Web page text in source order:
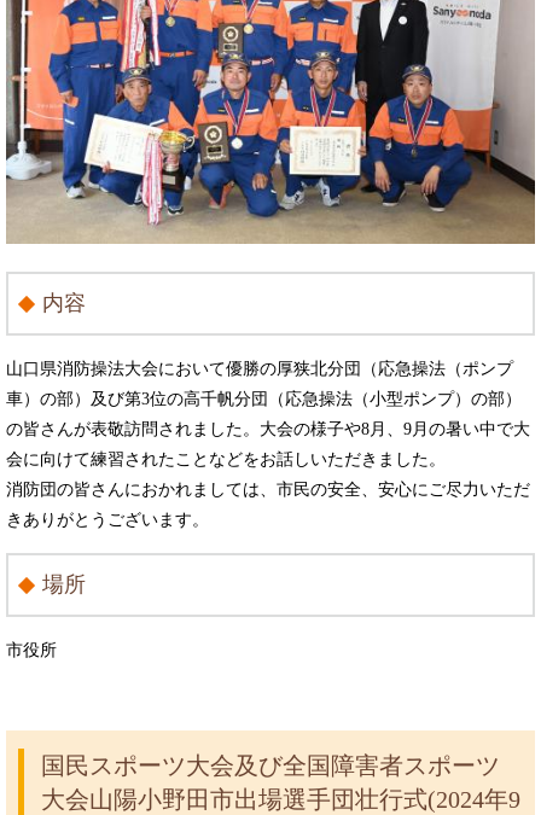
内容
山口県消防操法大会において優勝の厚狭北分団（応急操法（ポンプ
車）の部）及び第3位の高千帆分団（応急操法（小型ポンプ）の部）
の皆さんが表敬訪問されました。大会の様子や8月、9月の暑い中で大
会に向けて練習されたことなどをお話しいただきました。
消防団の皆さんにおかれましては、市民の安全、安心にご尽力いただ
きありがとうございます。
場所
市役所
国民スポーツ大会及び全国障害者スポーツ
大会山陽小野田市出場選手団壮行式(2024年9